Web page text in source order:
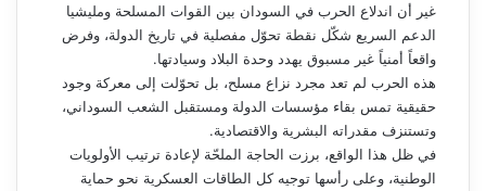
غير أن اندلاع الحرب في السودان بين القوات المسلحة ومليشيا
الدعم السريع شكّل نقطة تحوّل مفصلية في تاريخ الدولة، وفرض
واقعاً أمنياً غير مسبوق يهدد وحدة البلاد وسيادتها.
هذه الحرب لم تعد مجرد نزاع مسلح، بل تحوّلت إلى معركة وجود
حقيقية تمس بقاء مؤسسات الدولة ومستقبل الشعب السوداني،
وتستنزف مقدراته البشرية والاقتصادية.
في ظل هذا الواقع، برزت الحاجة الملحّة لإعادة ترتيب الأولويات
الوطنية، وعلى رأسها توجيه كل الطاقات العسكرية نحو حماية